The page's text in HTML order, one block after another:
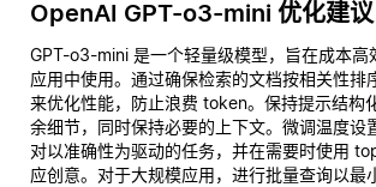
OpenAI GPT-o3-mini 优化建议
GPT-o3-mini 是一个轻量级模型，旨在成本高
应用中使用。通过确保检索的文档按相关性排
来优化性能，防止浪费 token。保持提示结构
余细节，同时保持必要的上下文。微调温度设
对以准确性为驱动的任务，并在需要时使用
应创意。对于大规模应用，进行批量查询以最